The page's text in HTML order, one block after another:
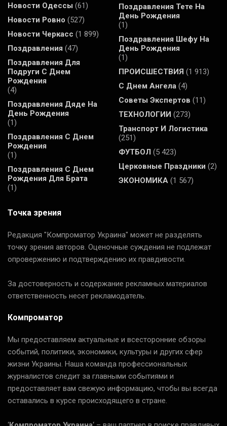
Новости Одессы (61)
Новости Ровно (527)
Новости Черкасс (1 899)
Поздравления (47)
Поздравления Для
Подруги С Днем
Рождения
(4)
Поздравления Дяде На
День Рождения
(1)
Поздравления С Днем
Рождения
(1)
Поздравления С Днем
Рождения Для Брата
(1)
Поздравления Тете На
День Рождения
(1)
Поздравления Шефу На
День Рождения
(1)
ПРОИСШЕСТВИЯ (1 913)
С Днем Ангела (4)
Советы Экспертов (11)
ТЕХНОЛОГИИ (273)
Транспорт И Логистика
(251)
ФУТБОЛ (5 423)
Церковные Праздники (2)
ЭКОНОМИКА (1 567)
Точка зрения
Редакция "Компроматор Украина" может не разделять
точку зрения авторов. Оценочные суждения не подлежат
опровержению и подтверждению их правдивости.
За достоверность и содержание рекламных материалов
ответственность несет рекламодатель.
Компроматор
Мы предоставляем актуальные и всесторонние обзоры
событий, политики, экономики, культуры и других сфер
жизни Украины. Наша команда профессиональных
журналистов следит за главными событиями и
предоставляет вам свежую информацию, чтобы вы всегда
оставались в курсе происходящего в стране.